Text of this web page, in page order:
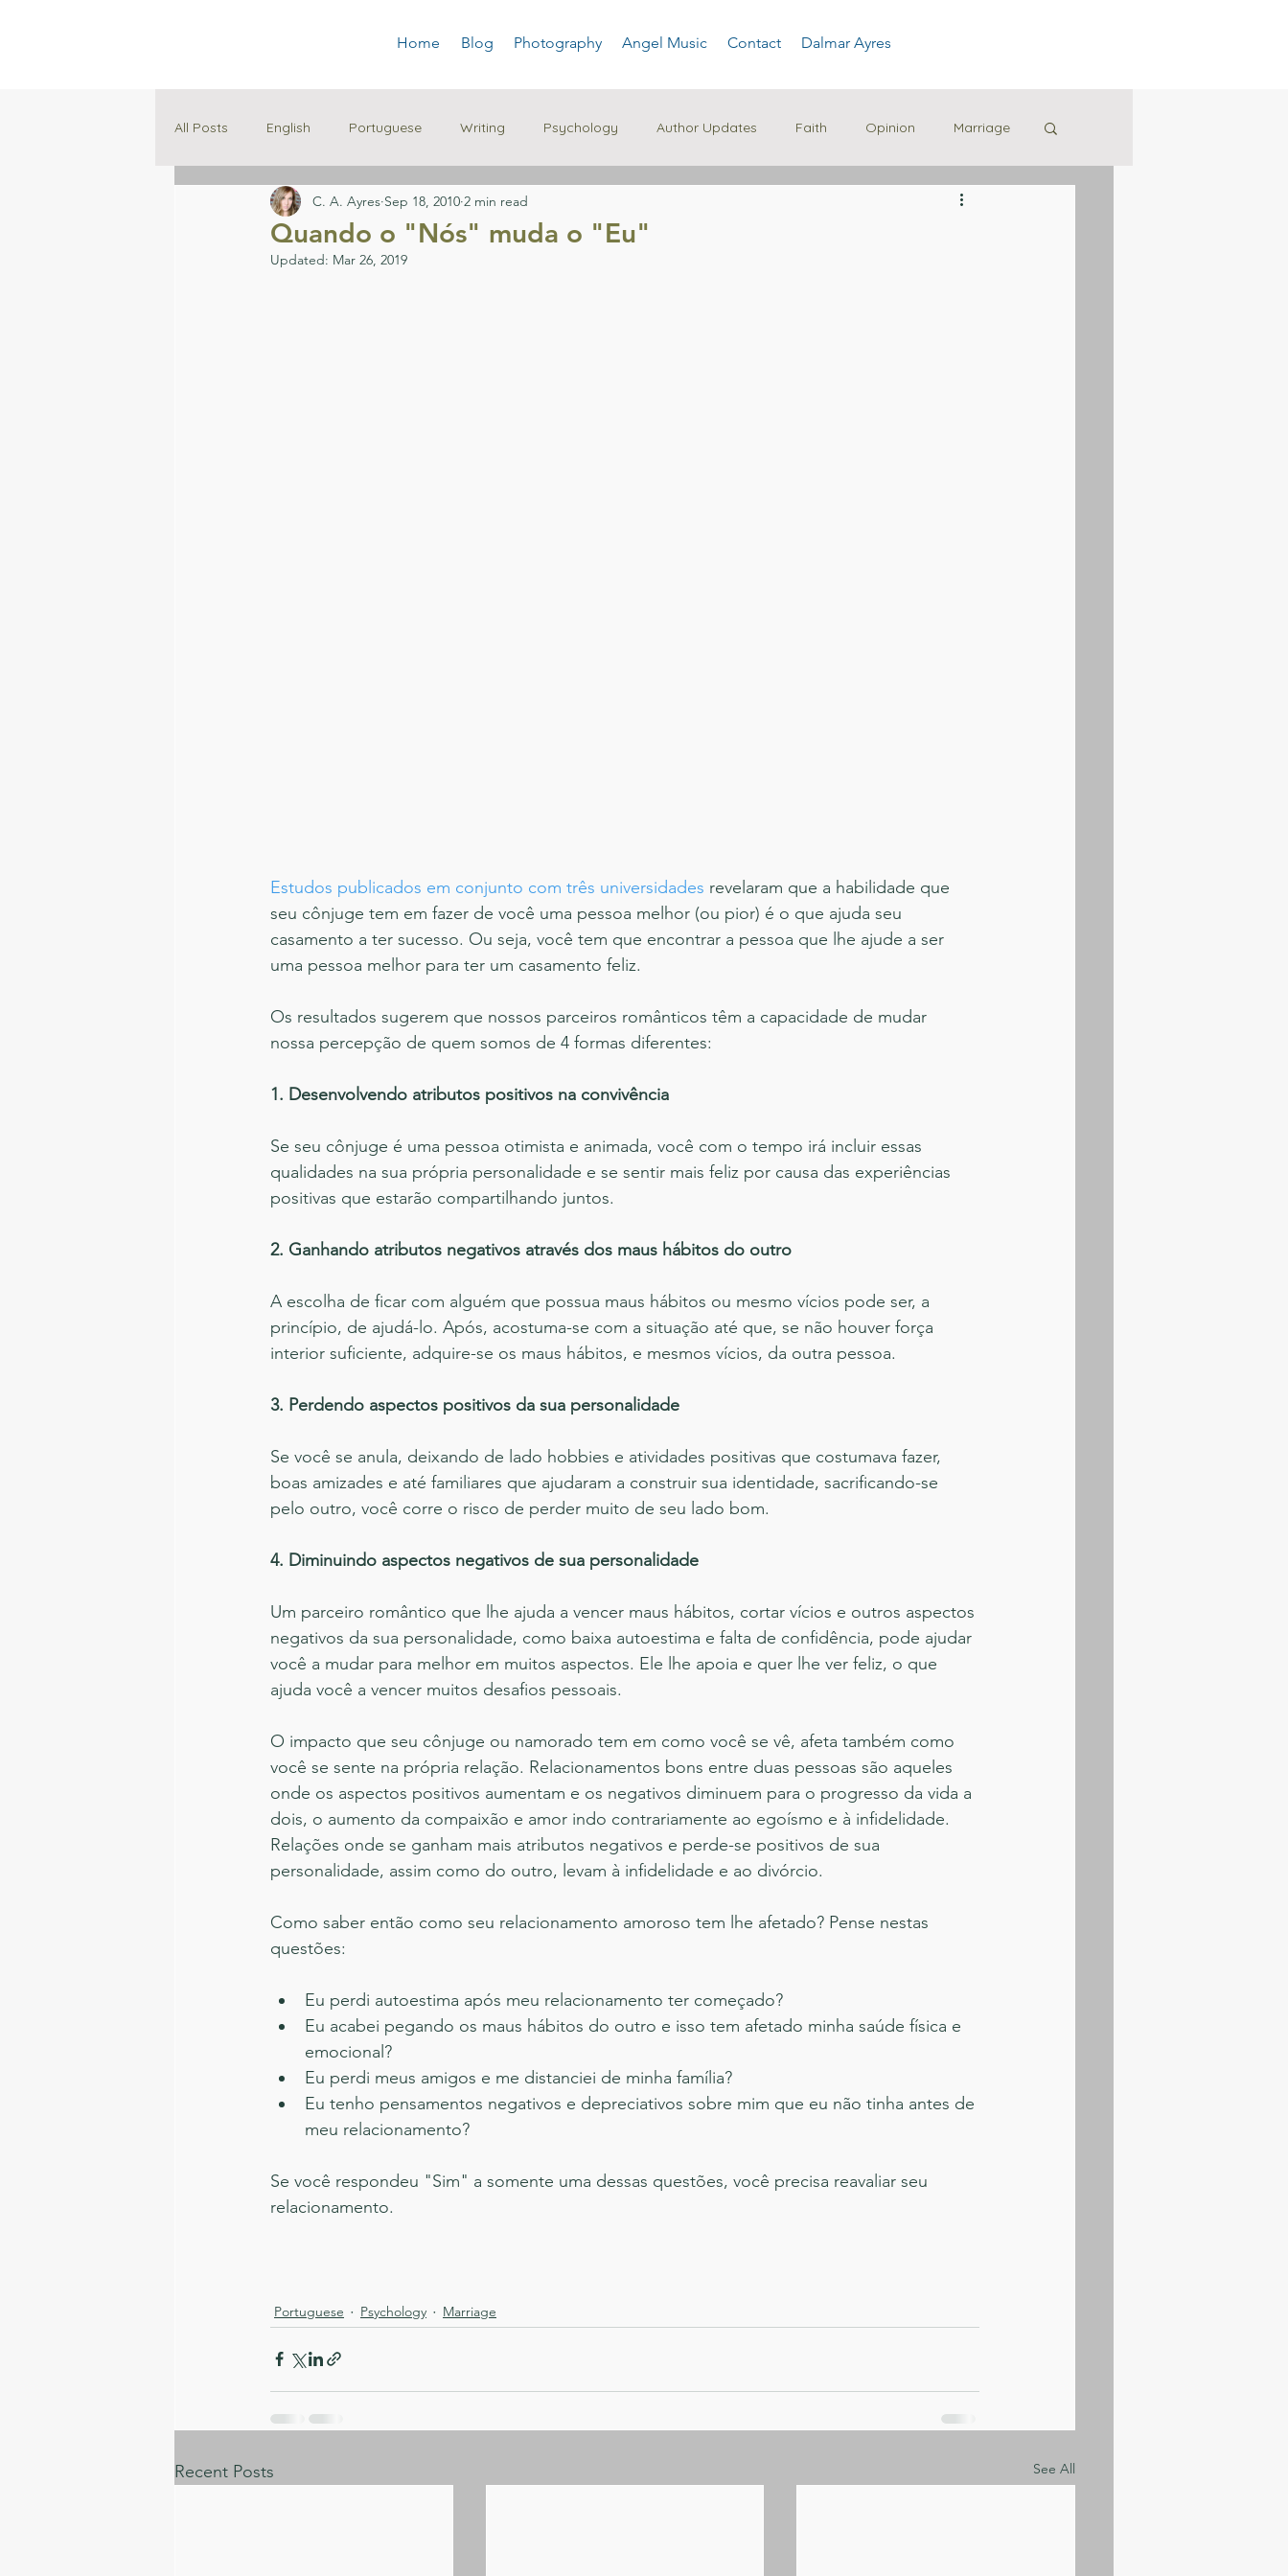
Home Blog Photography Angel Music Contact Dalmar Ayres
All Posts English Portuguese Writing Psychology Author Updates Faith Opinion Marriage
Education
Quando o "Nós" muda o "Eu"
C. A. Ayres Sep 18, 2010 2 min read
Updated: Mar 26, 2019
Estudos publicados em conjunto com três universidades revelaram que a habilidade que
seu cônjuge tem em fazer de você uma pessoa melhor (ou pior) é o que ajuda seu
casamento a ter sucesso. Ou seja, você tem que encontrar a pessoa que lhe ajude a ser
uma pessoa melhor para ter um casamento feliz.
Os resultados sugerem que nossos parceiros românticos têm a capacidade de mudar
nossa percepção de quem somos de 4 formas diferentes:
1. Desenvolvendo atributos positivos na convivência
Se seu cônjuge é uma pessoa otimista e animada, você com o tempo irá incluir essas
qualidades na sua própria personalidade e se sentir mais feliz por causa das experiências
positivas que estarão compartilhando juntos.
2. Ganhando atributos negativos através dos maus hábitos do outro
A escolha de ficar com alguém que possua maus hábitos ou mesmo vícios pode ser, a
princípio, de ajudá-lo. Após, acostuma-se com a situação até que, se não houver força
interior suficiente, adquire-se os maus hábitos, e mesmos vícios, da outra pessoa.
3. Perdendo aspectos positivos da sua personalidade
Se você se anula, deixando de lado hobbies e atividades positivas que costumava fazer,
boas amizades e até familiares que ajudaram a construir sua identidade, sacrificando-se
pelo outro, você corre o risco de perder muito de seu lado bom.
4. Diminuindo aspectos negativos de sua personalidade
Um parceiro romântico que lhe ajuda a vencer maus hábitos, cortar vícios e outros aspectos
negativos da sua personalidade, como baixa autoestima e falta de confidência, pode ajudar
você a mudar para melhor em muitos aspectos. Ele lhe apoia e quer lhe ver feliz, o que
ajuda você a vencer muitos desafios pessoais.
O impacto que seu cônjuge ou namorado tem em como você se vê, afeta também como
você se sente na própria relação. Relacionamentos bons entre duas pessoas são aqueles
onde os aspectos positivos aumentam e os negativos diminuem para o progresso da vida a
dois, o aumento da compaixão e amor indo contrariamente ao egoísmo e à infidelidade.
Relações onde se ganham mais atributos negativos e perde-se positivos de sua
personalidade, assim como do outro, levam à infidelidade e ao divórcio.
Como saber então como seu relacionamento amoroso tem lhe afetado? Pense nestas
questões:
Eu perdi autoestima após meu relacionamento ter começado?
Eu acabei pegando os maus hábitos do outro e isso tem afetado minha saúde física e
emocional?
Eu perdi meus amigos e me distanciei de minha família?
Eu tenho pensamentos negativos e depreciativos sobre mim que eu não tinha antes de
meu relacionamento?
Se você respondeu "Sim" a somente uma dessas questões, você precisa reavaliar seu
relacionamento.
Portuguese Psychology Marriage
Recent Posts See All